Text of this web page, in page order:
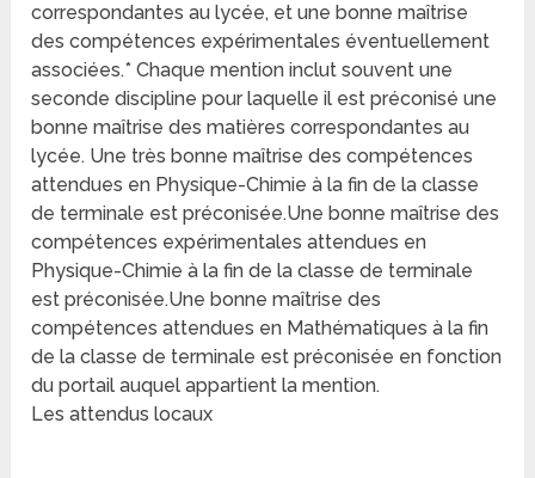
correspondantes au lycée, et une bonne maîtrise
des compétences expérimentales éventuellement
associées.* Chaque mention inclut souvent une
seconde discipline pour laquelle il est préconisé une
bonne maîtrise des matières correspondantes au
lycée. Une très bonne maîtrise des compétences
attendues en Physique-Chimie à la fin de la classe
de terminale est préconisée.Une bonne maîtrise des
compétences expérimentales attendues en
Physique-Chimie à la fin de la classe de terminale
est préconisée.Une bonne maîtrise des
compétences attendues en Mathématiques à la fin
de la classe de terminale est préconisée en fonction
du portail auquel appartient la mention.
Les attendus locaux